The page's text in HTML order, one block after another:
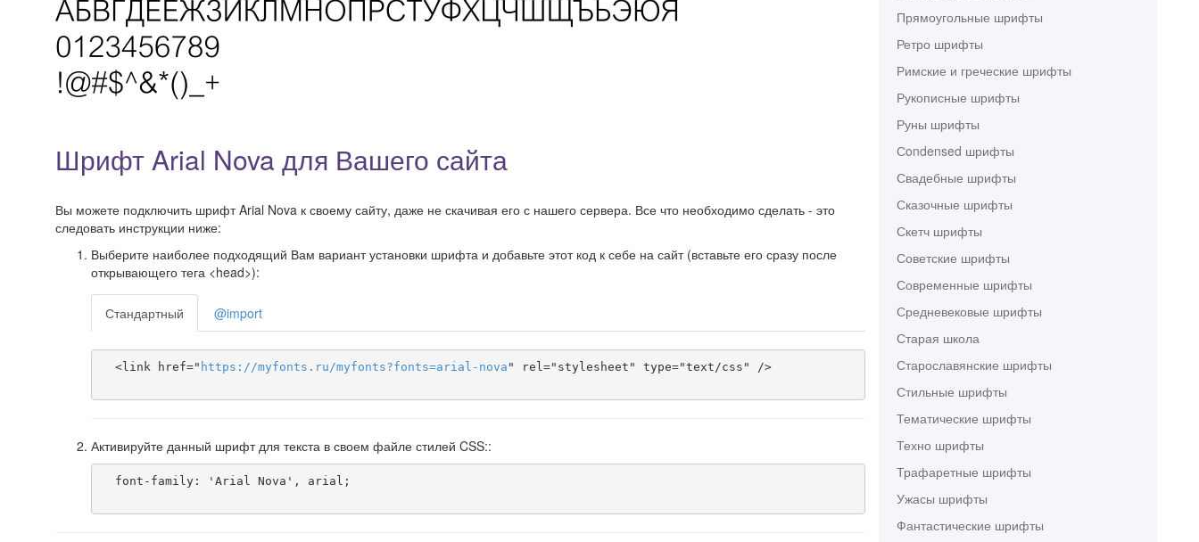
Прямоугольные шрифты
Ретро шрифты
Римские и греческие шрифты
Рукописные шрифты
Руны шрифты
Сondensed шрифты
Свадебные шрифты
Сказочные шрифты
Скетч шрифты
Советские шрифты
Современные шрифты
Средневековые шрифты
Старая школа
Старославянские шрифты
Стильные шрифты
Тематические шрифты
Техно шрифты
Трафаретные шрифты
Ужасы шрифты
Фантастические шрифты
Шрифт Arial Nova для Вашего сайта
Вы можете подключить шрифт Arial Nova к своему сайту, даже не скачивая его с нашего сервера. Все что необходимо сделать - это
следовать инструкции ниже:
Выберите наиболее подходящий Вам вариант установки шрифта и добавьте этот код к себе на сайт (вставьте его сразу после
открывающего тега <head>):
Стандартный @import
  <link href="
https ://myfonts . ru /myfonts?fonts=arial-nova " rel="stylesheet" type="text/css" />
Активируйте данный шрифт для текста в своем файле стилей CSS::